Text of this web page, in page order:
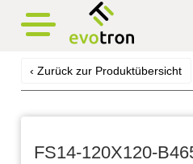
‹ Zurück zur Produktübersicht
FS14-120X120-
evotronControl
evotronacademy